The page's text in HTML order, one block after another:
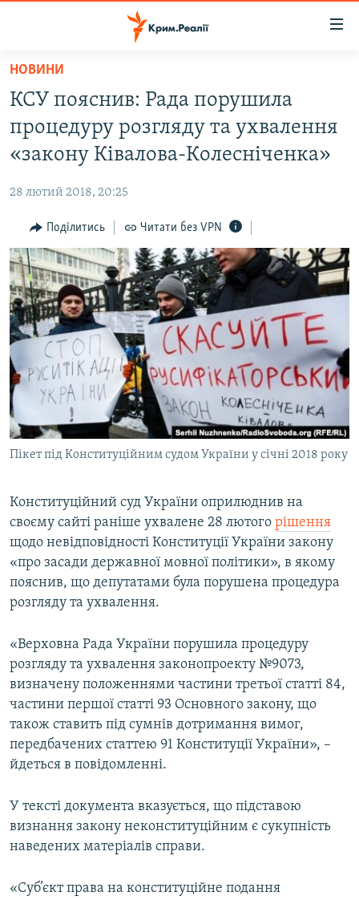
Перейти
основного
матеріалу
Перейти
до
основної
Перейти
до
пошуку
ВІДЕО ТА ФОТО
БЛОГИ
ПОГЛЯД
ІНТЕРВ'Ю
ВСЕ ЗА ДЕНЬ
СПЕЦПРОЕКТИ
ДЕПОРТАЦІЯ
ВІДЕОУРОКИ «ELIFBE»
СВІДЧЕННЯ ОКУПАЦІЇ
УКРАЇНСЬКА ПРОБЛЕМА КРИМУ
ІНФОГРАФІКА
ЯК ОБІЙТИ БЛОКУВАННЯ
Русский
Qırımtatar
ДОЛУЧАЙСЯ!
Усі сайти RFE/RL
НОВИНИ
КСУ пояснив: Рада порушила
процедуру розгляду та ухвалення
«закону Ківалова-Колесніченка»
28 лютий 2018, 20:25
Поділитись Читати без VPN
Пікет під Конституційним судом України у січні 2018 року
Конституційний суд України оприлюднив на
своєму сайті раніше ухвалене 28 лютого рішення
щодо невідповідності Конституції України закону
«про засади державної мовної політики», в якому
пояснив, що депутатами була порушена процедура
розгляду та ухвалення.
«Верховна Рада України порушила процедуру
розгляду та ухвалення законопроекту №9073,
визначену положеннями частини третьої статті 84,
частини першої статті 93 Основного закону, що
також ставить під сумнів дотримання вимог,
передбачених статтею 91 Конституції України», –
йдеться в повідомленні.
У тексті документа вказується, що підставою
визнання закону неконституційним є сукупність
наведених матеріалів справи.
«Суб’єкт права на конституційне подання